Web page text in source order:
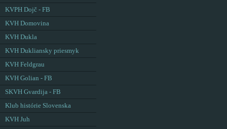
KVPH Dojč - FB
KVH Domovina
KVH Dukla
KVH Dukliansky priesmyk
KVH Feldgrau
KVH Golian - FB
SKVH Gvardija - FB
Klub histórie Slovenska
KVH Juh